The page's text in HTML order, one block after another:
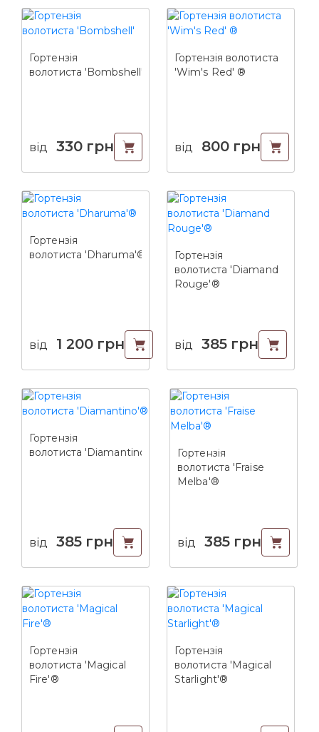
Гортензія
волотиста 'Bombshell'
від 330 грн
Гортензія волотиста
'Wim's Red' ®
від 800 грн
Гортензія
волотиста 'Dharuma'®
від 1 200 грн
Гортензія
волотиста 'Diamand
Rouge'®
від 385 грн
Гортензія
волотиста 'Diamantino'®
від 385 грн
Гортензія
волотиста 'Fraise
Melba'®
від 385 грн
Гортензія
волотиста 'Magical
Fire'®
Гортензія
волотиста 'Magical
Starlight'®